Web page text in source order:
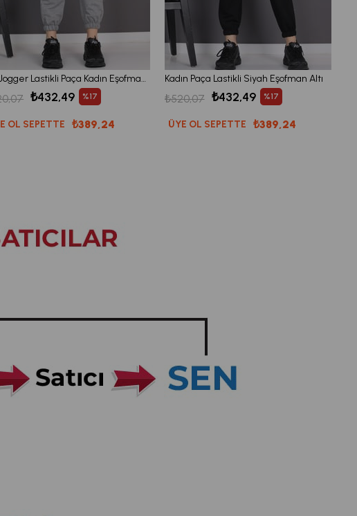
Gri Jogger Lastikli Paça Kadın Eşofman Altı Pantolon
OL SEPETTE ₺389,24
₺432,49 %17
Kadın Paça Lastikli Siyah Eşofman Altı
ÜYE OL SEPETTE ₺389,24
₺432,49
₺520,07 %17